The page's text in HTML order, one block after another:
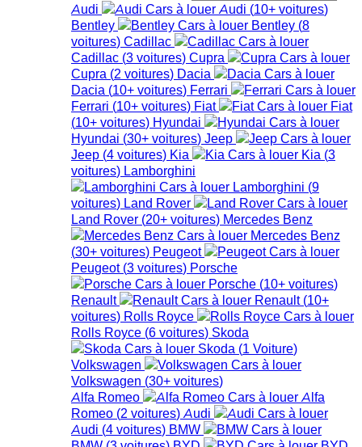
Audi Audi (10+ voitures)
Bentley
Bentley (8
voitures) Cadillac
Cadillac (3 voitures) Cupra
Cupra (2 voitures) Dacia
Dacia (10+ voitures) Ferrari
Ferrari (10+ voitures) Fiat
Fiat
(10+ voitures) Hyundai
Hyundai (30+ voitures) Jeep
Jeep (4 voitures) Kia Kia (3
voitures) Lamborghini
Lamborghini (9
voitures) Land Rover
Land Rover (20+ voitures) Mercedes Benz
Mercedes Benz
(30+ voitures) Peugeot
Peugeot (3 voitures) Porsche
Porsche (10+ voitures)
Renault
Renault (10+
voitures) Rolls Royce
Rolls Royce (6 voitures) Skoda
Skoda (1 Voiture)
Volkswagen
Volkswagen (30+ voitures)
Alfa Romeo
Alfa
Romeo (2 voitures) Audi
Audi (4 voitures) BMW